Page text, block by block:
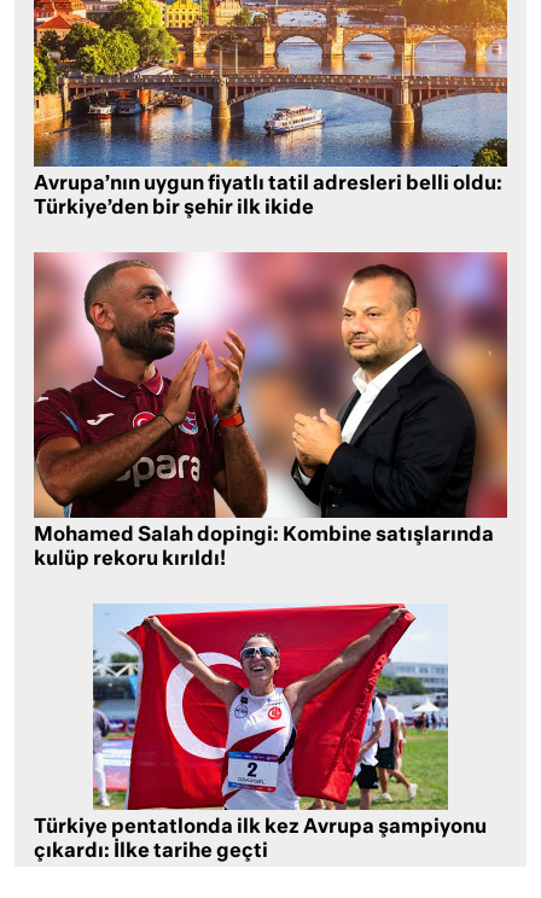
Avrupa’nın uygun fiyatlı tatil adresleri belli oldu:
Türkiye’den bir şehir ilk ikide
Mohamed Salah dopingi: Kombine satışlarında
kulüp rekoru kırıldı!
Türkiye pentatlonda ilk kez Avrupa şampiyonu
çıkardı: İlke tarihe geçti